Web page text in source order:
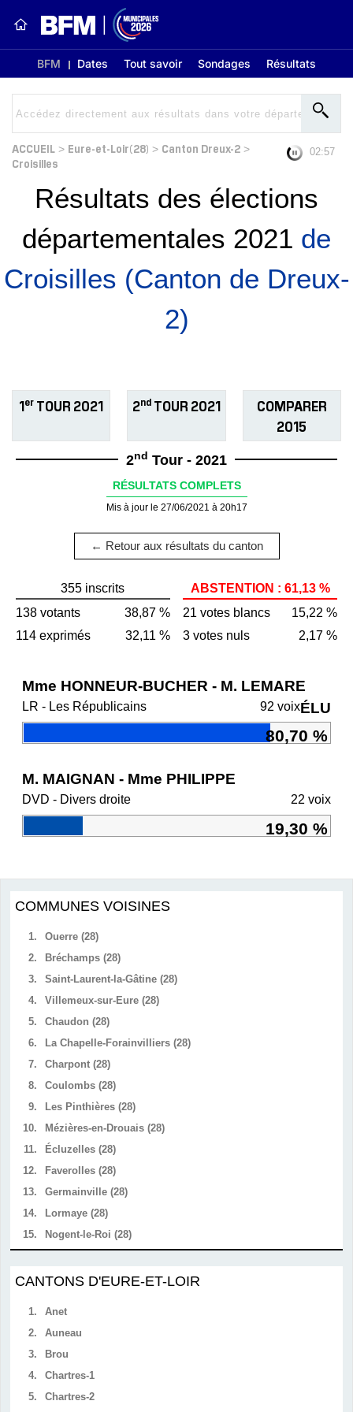
BFM Dates Tout savoir Sondages Résultats
ACCUEIL > Eure-et-Loir(28) > Canton Dreux-2 >
Croisilles
02:56
Résultats des élections
départementales 2021 de
Croisilles (Canton de Dreux-
2)
1er TOUR 2021 2ndTOUR 2021
COMPARER
2015
2nd Tour - 2021
RÉSULTATS COMPLETS
Mis à jour le 27/06/2021 à 20h17
← Retour aux résultats du canton
355 inscrits
138 votants
38,87 %
114 exprimés
32,11 %
ABSTENTION : 61,13 %
21 votes blancs
15,22 %
3 votes nuls
2,17 %
Mme HONNEUR-BUCHER - M. LEMARE
ÉLU
LR - Les Républicains 92 voix
80,70 %
M. MAIGNAN - Mme PHILIPPE
DVD - Divers droite 22 voix
19,30 %
COMMUNES VOISINES
1.
Ouerre (28)
2.
Bréchamps (28)
3.
Saint-Laurent-la-Gâtine (28)
4.
Villemeux-sur-Eure (28)
5.
Chaudon (28)
6.
La Chapelle-Forainvilliers (28)
7.
Charpont (28)
8.
Coulombs (28)
9.
Les Pinthières (28)
10.
Mézières-en-Drouais (28)
11.
Écluzelles (28)
12.
Faverolles (28)
13.
Germainville (28)
14.
Lormaye (28)
15.
Nogent-le-Roi (28)
CANTONS D'EURE-ET-LOIR
1.
Anet
2.
Auneau
3.
Brou
4.
Chartres-1
5.
Chartres-2